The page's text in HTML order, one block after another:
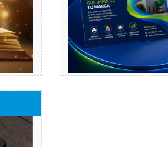
Comprar
de